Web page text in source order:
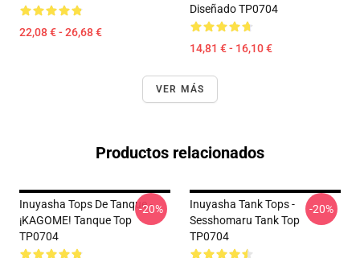
22,08 € - 26,68 €
Diseñado TP0704
14,81 € - 16,10 €
VER MÁS
Productos relacionados
Inuyasha Tops De Tanque -
¡KAGOME! Tanque Top
TP0704
-20%
Inuyasha Tank Tops -
Sesshomaru Tank Top
TP0704
-20%